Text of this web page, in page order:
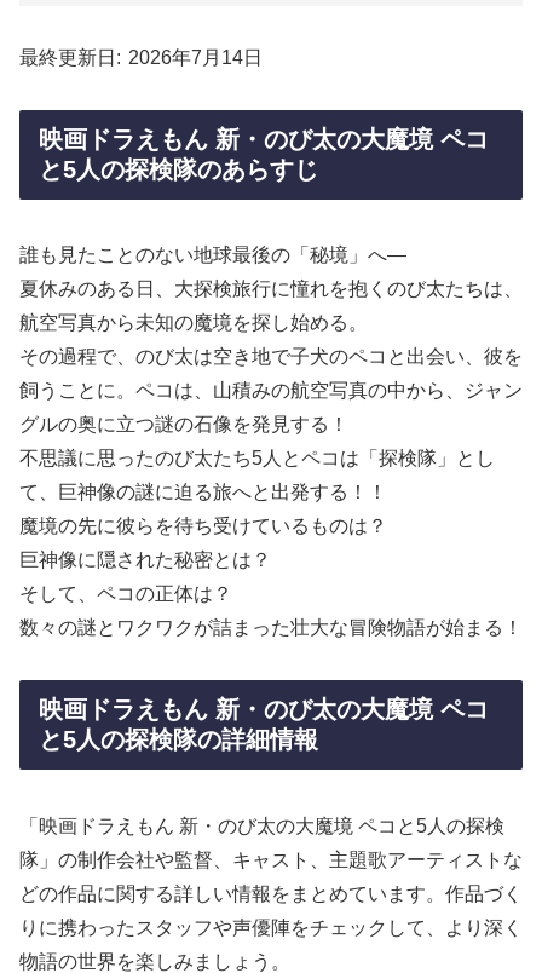
最終更新日 2026年7月14日
映画ドラえもん 新・のび太の大魔境 ペコ
と5人の探検隊のあらすじ
誰も見たことのない地球最後の「秘境」へ—
夏休みのある日、大探検旅行に憧れを抱くのび太たちは、
航空写真から未知の魔境を探し始める。
その過程で、のび太は空き地で子犬のペコと出会い、彼を
飼うことに。ペコは、山積みの航空写真の中から、ジャン
グルの奥に立つ謎の石像を発見する！
不思議に思ったのび太たち5人とペコは「探検隊」とし
て、巨神像の謎に迫る旅へと出発する！！
魔境の先に彼らを待ち受けているものは？
巨神像に隠された秘密とは？
そして、ペコの正体は？
数々の謎とワクワクが詰まった壮大な冒険物語が始まる！
映画ドラえもん 新・のび太の大魔境 ペコ
と5人の探検隊の詳細情報
「映画ドラえもん 新・のび太の大魔境 ペコと5人の探検
隊」の制作会社や監督、キャスト、主題歌アーティストな
どの作品に関する詳しい情報をまとめています。作品づく
りに携わったスタッフや声優陣をチェックして、より深く
物語の世界を楽しみましょう。